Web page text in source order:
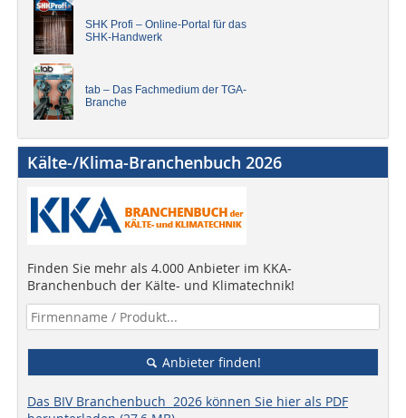
SHK Profi – Online-Portal für das
SHK-Handwerk
tab – Das Fachmedium der TGA-
Branche
Kälte-/Klima-Branchenbuch 2026
Finden Sie mehr als 4.000 Anbieter im KKA-
Branchenbuch der Kälte- und Klimatechnik!
Anbieter finden!
Das BIV Branchenbuch 2026 können Sie hier als PDF